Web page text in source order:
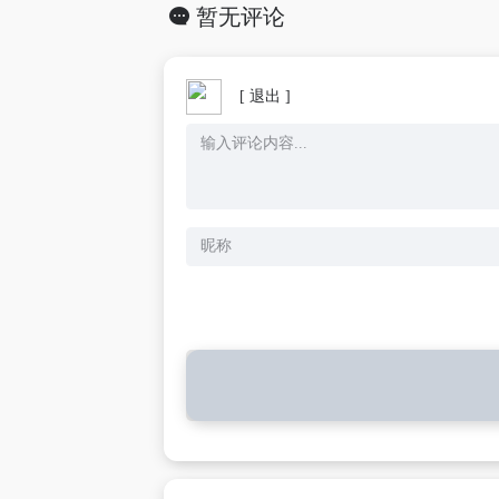
暂无评论
[ 退出 ]